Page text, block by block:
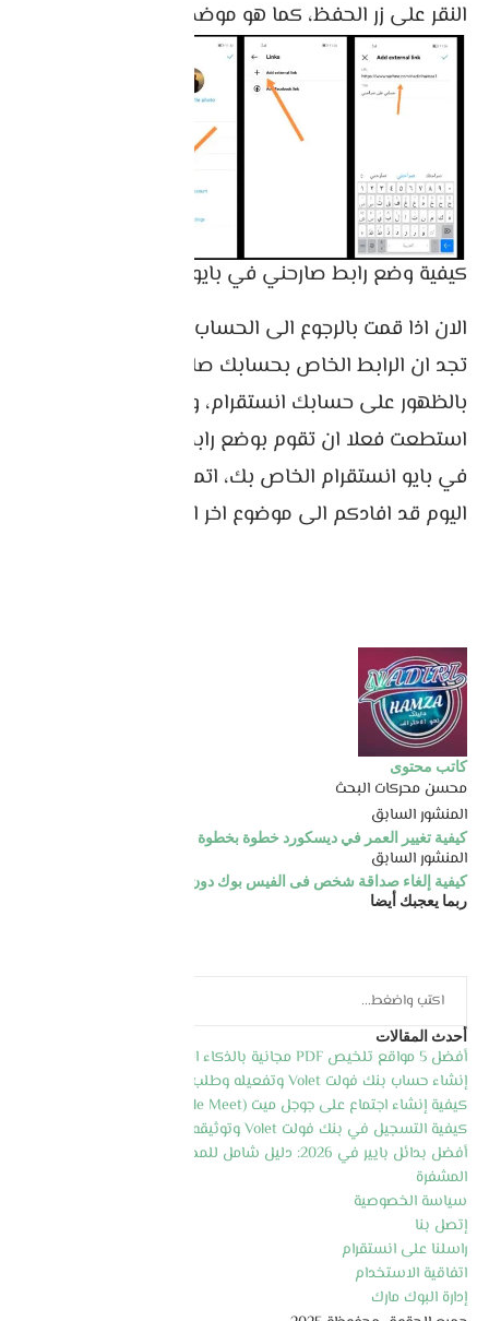
النقر على زر الحفظ، كما هو موضخ في الصورة اسفله.
كيفية وضع رابط صارحني في بايو انستقرام
الان اذا قمت بالرجوع الى الحساب الخاص بك، سوف
تجد ان الرابط الخاص بحسابك صارحني بدء بالفعل
بالظهور على حسابك انستقرام، وبهذا تكون قد
استطعت فعلا ان تقوم بوضع رابط حساب صارحني
في بايو انستقرام الخاص بك، اتمنى ان يكون موضوع
اليوم قد افادكم الى موضوع اخر ان شاء الله.
كاتب محتوى
محسن محركات البحث
المنشور السابق
كيفية تغيير العمر في ديسكورد خطوة بخطوة – تغيير تاريخ الميلاد
المنشور السابق
كيفية إلغاء صداقة شخص فى الفيس بوك دون ان تحظره
ربما يعجبك أيضا
أحدث المقالات
أفضل 5 مواقع تلخيص PDF مجانية بالذكاء الاصطناعي 2026
إنشاء حساب بنك فولت Volet وتفعيله وطلب بطاقة الماسترد كارد
كيفية إنشاء اجتماع على جوجل ميت (Google Meet) خطوة بخطوة 2026
كيفية التسجيل في بنك فولت Volet وتوثيقه وطلب البطاقة 2026
أفضل بدائل بايير في 2026: دليل شامل للمحافظ الإلكترونية والعملات
المشفرة
سياسة الخصوصية
إتصل بنا
راسلنا على انستقرام
اتفاقية الاستخدام
إدارة البوك مارك